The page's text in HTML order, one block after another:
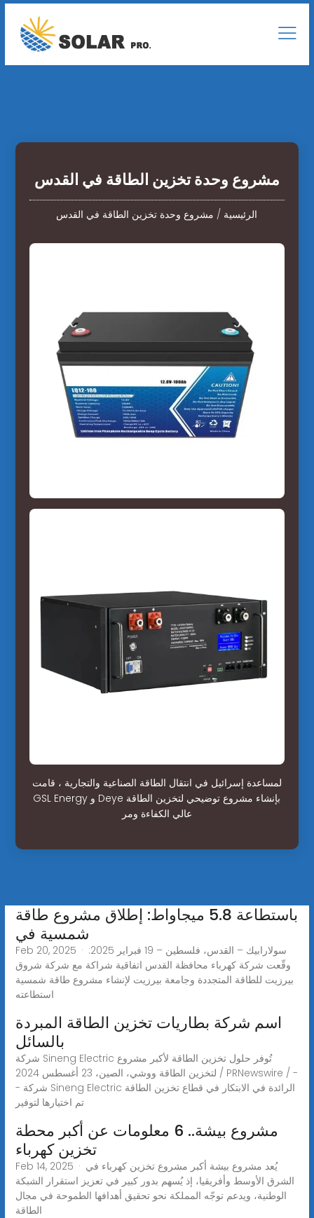
مشروع وحدة تخزين الطاقة في القدس
الرئيسية / مشروع وحدة تخزين الطاقة في القدس
لمساعدة إسرائيل في انتقال الطاقة الصناعية والتجارية ، قامت
GSL Energy و Deye بإنشاء مشروع توضيحي لتخزين الطاقة
عالي الكفاءة ومر
باستطاعة 5.8 ميجاواط: إطلاق مشروع طاقة
شمسية في
Feb 20, 2025 · سولارابيك – القدس، فلسطين – 19 فبراير 2025:
وقّعت شركة كهرباء محافظة القدس اتفاقية شراكة مع شركة شروق
بيرزيت للطاقة المتجددة وجامعة بيرزيت لإنشاء مشروع طاقة شمسية
استطاعته
اسم شركة بطاريات تخزين الطاقة المبردة
بالسائل
شركة Sineng Electric تُوفر حلول تخزين الطاقة لأكبر مشروع
لتخزين الطاقة ووشي، الصين، 23 أغسطس 2024 / PRNewswire / -
- شركة Sineng Electric الرائدة في الابتكار في قطاع تخزين الطاقة
تم اختيارها لتوفير
مشروع بيشة.. 6 معلومات عن أكبر محطة
تخزين كهرباء
Feb 14, 2025 · يُعد مشروع بيشة أكبر مشروع تخزين كهرباء في
الشرق الأوسط وأفريقيا، إذ يُسهم بدور كبير في تعزيز استقرار الشبكة
الوطنية، ويدعم توجّه المملكة نحو تحقيق أهدافها الطموحة في مجال
الطاقة